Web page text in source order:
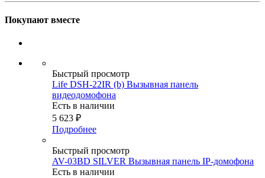
Покупают вместе
Быстрый просмотр
Life DSH-22IR (b) Вызывная панель
видеодомофона
Есть в наличии
5 623 ₽
Подробнее
Быстрый просмотр
AV-03BD SILVER Вызывная панель IP-домофона
Есть в наличии